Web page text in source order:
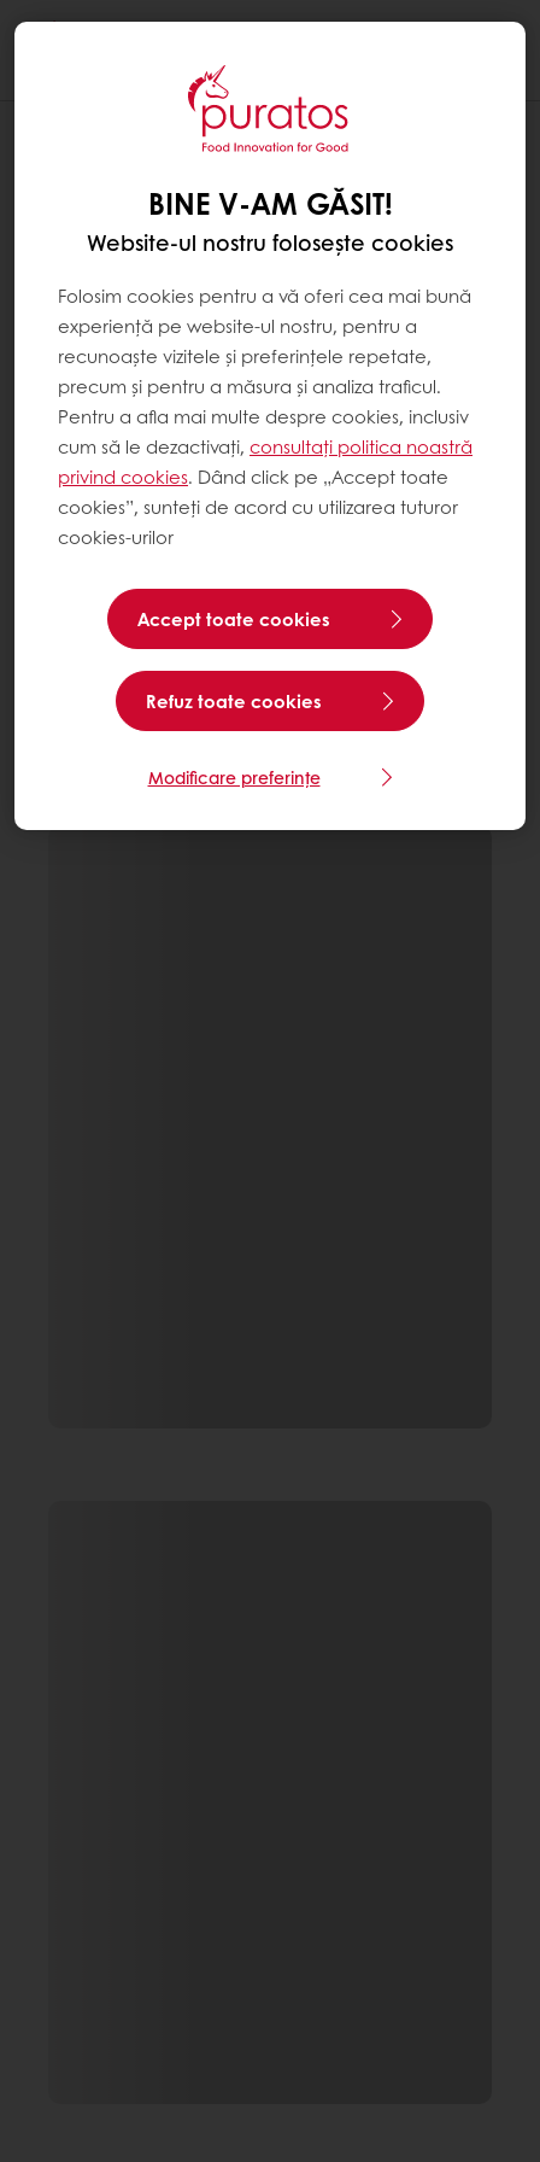
BINE V-AM GĂSIT!
Website-ul nostru folosește cookies
Folosim cookies pentru a vă oferi cea mai bună
experiență pe website-ul nostru, pentru a
recunoaște vizitele și preferințele repetate,
precum și pentru a măsura și analiza traficul.
Pentru a afla mai multe despre cookies, inclusiv
cum să le dezactivați, consultați politica noastră
privind cookies. Dând click pe „Accept toate
cookies”, sunteți de acord cu utilizarea tuturor
cookies-urilor
Accept toate cookies
Refuz toate cookies
Modificare preferințe